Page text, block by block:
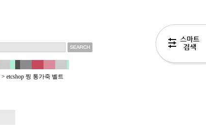
> etcshop 찡 통가죽 벨트